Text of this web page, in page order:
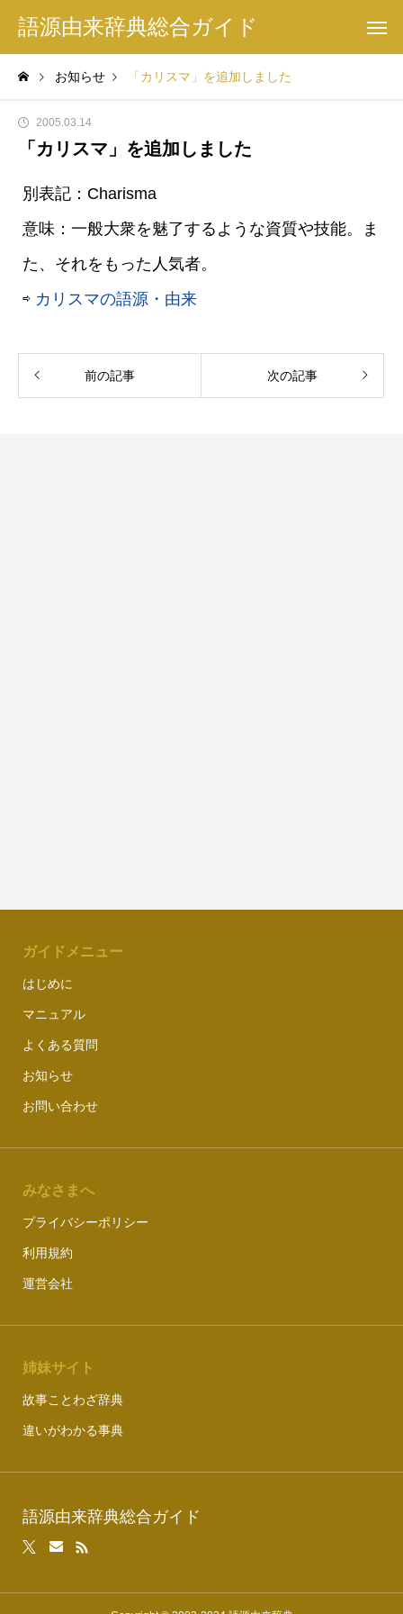
語源由来辞典総合ガイド
お知らせ 「カリスマ」を追加しました
2005.03.14
「カリスマ」を追加しました
別表記：Charisma
意味：一般大衆を魅了するような資質や技能。ま
た、それをもった人気者。
⇨ カリスマの語源・由来
前の記事 次の記事
ガイドメニュー
はじめに
マニュアル
よくある質問
お知らせ
お問い合わせ
みなさまへ
プライバシーポリシー
利用規約
運営会社
姉妹サイト
故事ことわざ辞典
違いがわかる事典
語源由来辞典総合ガイド